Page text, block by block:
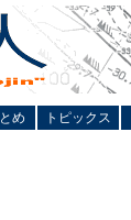
め トピックス